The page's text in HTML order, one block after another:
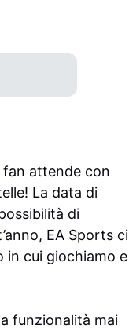
fan attende con
La data di
di
EA Sports ci
in cui giochiamo e
funzionalità mai